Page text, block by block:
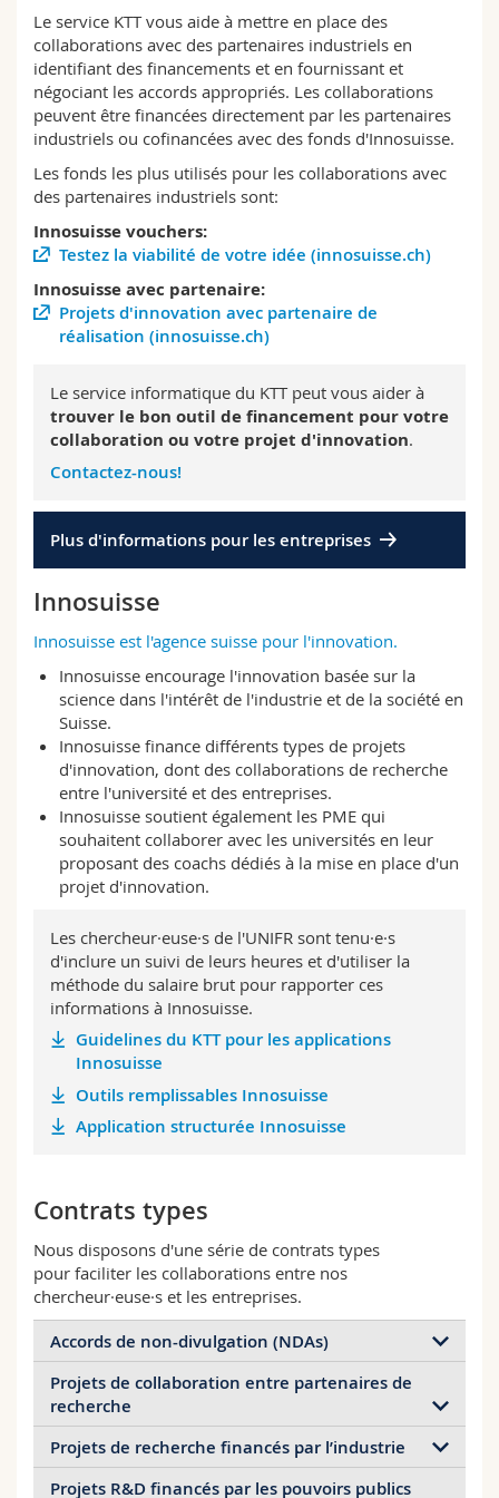
Sciences et médecine
Interfacultaire
Collaborateurs
Doctorants
Webmail
Programme des cours
MyUnifr
Le service KTT vous aide à mettre en place des
collaborations avec des partenaires industriels en
identifiant des financements et en fournissant et
négociant les accords appropriés. Les collaborations
peuvent être financées directement par les partenaires
industriels ou cofinancées avec des fonds d'Innosuisse.
Les fonds les plus utilisés pour les collaborations avec
des partenaires industriels sont:
Innosuisse vouchers:
Testez la viabilité de votre idée (innosuisse.ch)
Innosuisse avec partenaire:
Projets d'innovation avec partenaire de
réalisation (innosuisse.ch)
Le service informatique du KTT peut vous aider à
trouver le bon outil de financement pour votre
collaboration ou votre projet d'innovation.
Contactez-nous!
Plus d'informations pour les entreprises
Innosuisse
Innosuisse est l'agence suisse pour l'innovation.
Innosuisse encourage l'innovation basée sur la
science dans l'intérêt de l'industrie et de la société en
Suisse.
Innosuisse finance différents types de projets
d'innovation, dont des collaborations de recherche
entre l'université et des entreprises.
Innosuisse soutient également les PME qui
souhaitent collaborer avec les universités en leur
proposant des coachs dédiés à la mise en place d'un
projet d'innovation.
Les chercheur·euse·s de l'UNIFR sont tenu·e·s
d'inclure un suivi de leurs heures et d'utiliser la
méthode du salaire brut pour rapporter ces
informations à Innosuisse.
Guidelines du KTT pour les applications
Innosuisse
Outils remplissables Innosuisse
Application structurée Innosuisse
Contrats types
Nous disposons d'une série de contrats types
pour faciliter les collaborations entre nos
chercheur·euse·s et les entreprises.
Accords de non-divulgation (NDAs)
Nous disposons d'un modèle standard d'accord de
non-divulgation si vous devez échanger des
informations confidentielles entre l'Université et un
tiers (entreprise, institution publique ou une
personne non employée par l'Université) et
Projets de collaboration entre partenaires de
recherche
Nous disposons d'un accord standard pour les
projets de collaboration avec des partenaires
Projets de recherche financés par l’industrie
Projets R&D financés par les pouvoirs publics